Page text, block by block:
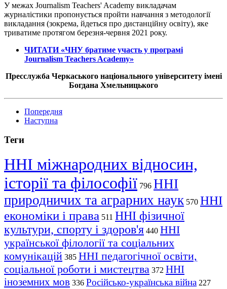
У межах Journalism Teachers' Academy викладачам
журналістики пропонується пройти навчання з методології
викладання (зокрема, йдеться про дистанційну освіту), яке
триватиме протягом березня-червня 2021 року.
ЧИТАТИ «ЧНУ братиме участь у програмі
Journalism Teachers Academy»
Пресслужба Черкаського національного університету імені
Богдана Хмельницького
Попередня
Наступна
Теги
ННІ міжнародних відносин,
історії та філософії 796 ННІ
природничих та аграрних наук 570 ННІ
економіки і права 511 ННІ фізичної
культури, спорту і здоров'я 440 ННІ
української філології та соціальних
комунікацій 385 ННІ педагогічної освіти,
соціальної роботи і мистецтва 372 ННІ
іноземних мов 336 Російсько-українська війна 227